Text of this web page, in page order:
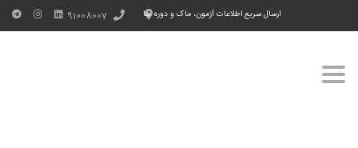
ارسال سریع اطلاعات آزمون، ماک و دوره ها 91008007
Toggle